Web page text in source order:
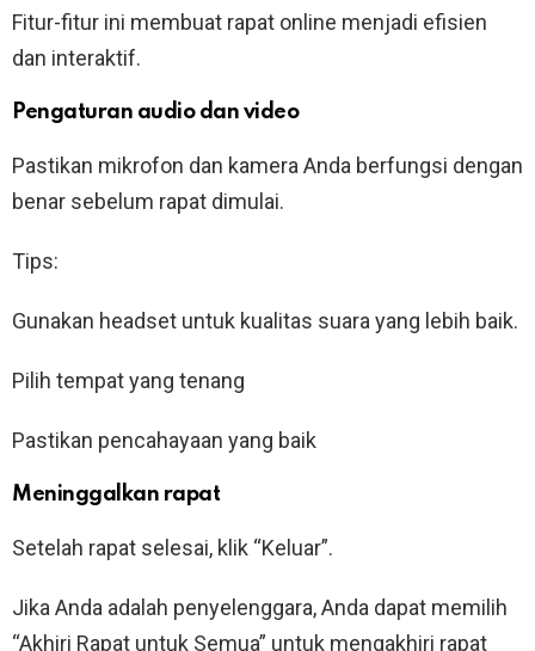
Fitur-fitur ini membuat rapat online menjadi efisien
dan interaktif.
Pengaturan audio dan video
Pastikan mikrofon dan kamera Anda berfungsi dengan
benar sebelum rapat dimulai.
Tips:
Gunakan headset untuk kualitas suara yang lebih baik.
Pilih tempat yang tenang
Pastikan pencahayaan yang baik
Meninggalkan rapat
Setelah rapat selesai, klik “Keluar”.
Jika Anda adalah penyelenggara, Anda dapat memilih
“Akhiri Rapat untuk Semua” untuk mengakhiri rapat